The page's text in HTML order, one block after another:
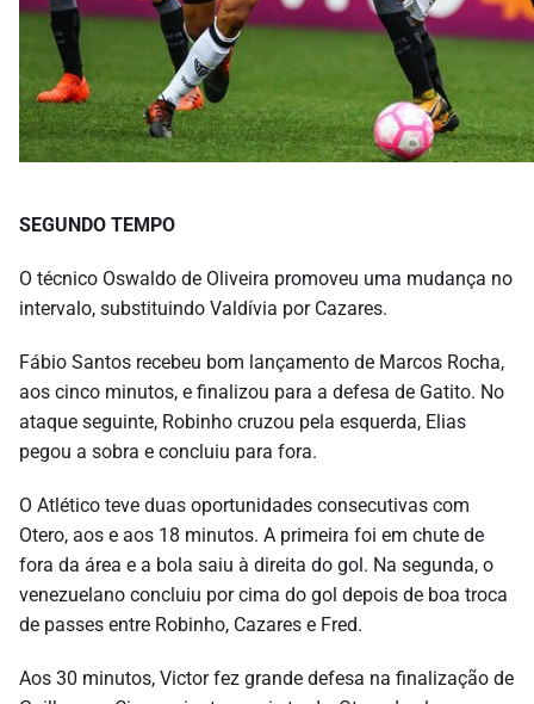
SEGUNDO TEMPO
O técnico Oswaldo de Oliveira promoveu uma mudança no
intervalo, substituindo Valdívia por Cazares.
Fábio Santos recebeu bom lançamento de Marcos Rocha,
aos cinco minutos, e finalizou para a defesa de Gatito. No
ataque seguinte, Robinho cruzou pela esquerda, Elias
pegou a sobra e concluiu para fora.
O Atlético teve duas oportunidades consecutivas com
Otero, aos e aos 18 minutos. A primeira foi em chute de
fora da área e a bola saiu à direita do gol. Na segunda, o
venezuelano concluiu por cima do gol depois de boa troca
de passes entre Robinho, Cazares e Fred.
Aos 30 minutos, Victor fez grande defesa na finalização de